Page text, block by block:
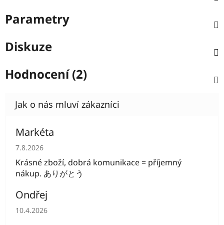
Parametry
Diskuze
Hodnocení (2)
Markéta
Hodnocení obchodu je 5 z 5 hvězdiček.
7.8.2026
Krásné zboží, dobrá komunikace = příjemný
nákup. ありがとう
Ondřej
Hodnocení obchodu je 5 z 5 hvězdiček.
10.4.2026